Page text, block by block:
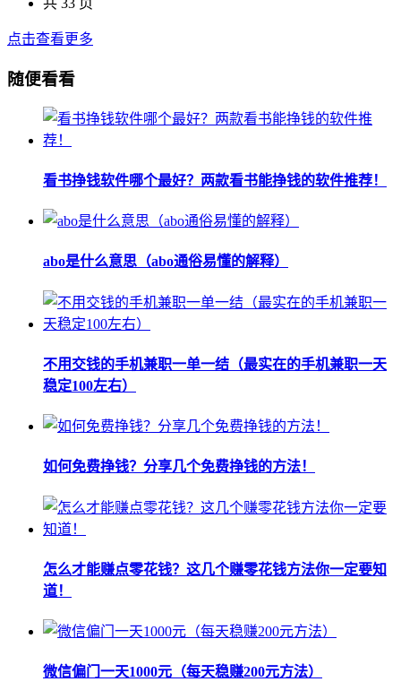
共 33 页
点击查看更多
随便看看
看书挣钱软件哪个最好？两款看书能挣钱的软件推荐！
abo是什么意思（abo通俗易懂的解释）
不用交钱的手机兼职一单一结（最实在的手机兼职一天
稳定100左右）
如何免费挣钱？分享几个免费挣钱的方法！
怎么才能赚点零花钱？这几个赚零花钱方法你一定要知
道！
微信偏门一天1000元（每天稳赚200元方法）